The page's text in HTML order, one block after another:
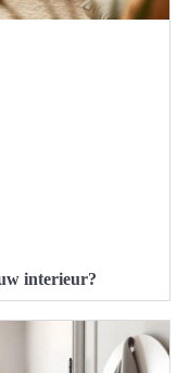
interieur?